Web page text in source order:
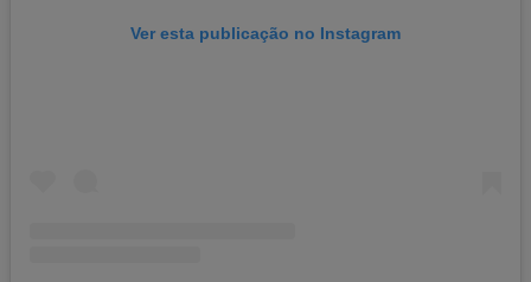
Ver esta publicação no Instagram